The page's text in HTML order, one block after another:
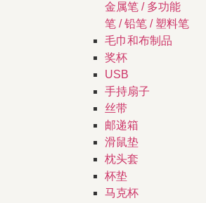
金属笔 / 多功能
笔 / 铅笔 / 塑料笔
毛巾和布制品
奖杯
USB
手持扇子
丝带
邮递箱
滑鼠垫
枕头套
杯垫
马克杯